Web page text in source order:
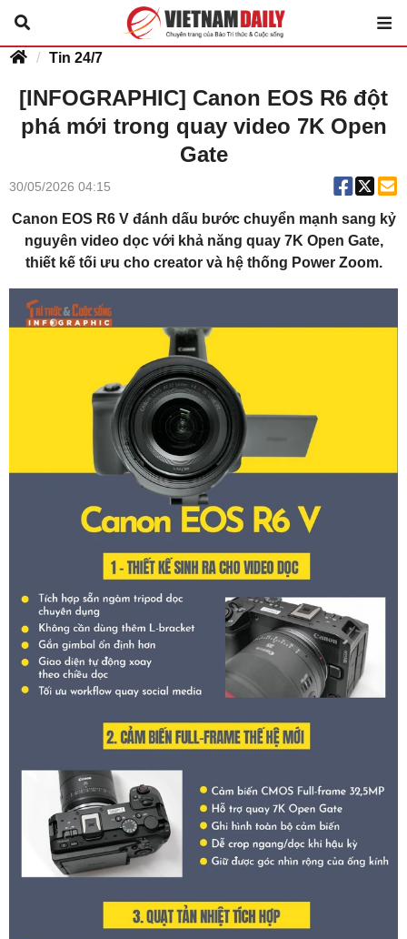
Tin 24/7
[INFOGRAPHIC] Canon EOS R6 đột
phá mới trong quay video 7K Open
Gate
30/05/2026 04:15
Canon EOS R6 V đánh dấu bước chuyển mạnh sang kỷ
nguyên video dọc với khả năng quay 7K Open Gate,
thiết kế tối ưu cho creator và hệ thống Power Zoom.